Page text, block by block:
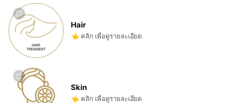
Hair
👈 คลิก เพื่อดูรายละเอียด
Skin
👈 คลิก เพื่อดูรายละเอียด